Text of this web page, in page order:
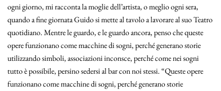
ogni giorno, mi racconta la moglie dell’artista, o meglio ogni sera,
quando a fine giornata Guido si mette al tavolo a lavorare al suo Teatro
quotidiano. Mentre le guardo, e le guardo ancora, penso che queste
opere funzionano come macchine di sogni, perché generano storie
utilizzando simboli, associazioni inconsce, perché come nei sogni
tutto è possibile, persino sedersi al bar con noi stessi. “Queste opere
funzionano come macchine di sogni, perché generano storie